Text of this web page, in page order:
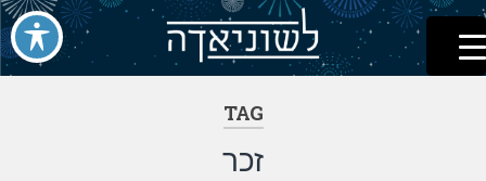
דלג
לתוכן
לשוניאדה
עברית. לשון. שפה
TAG
זכר